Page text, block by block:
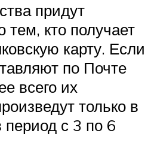
придут
тем, кто получает
карту. Если
по Почте
всего их
только в
период с 3 по 6